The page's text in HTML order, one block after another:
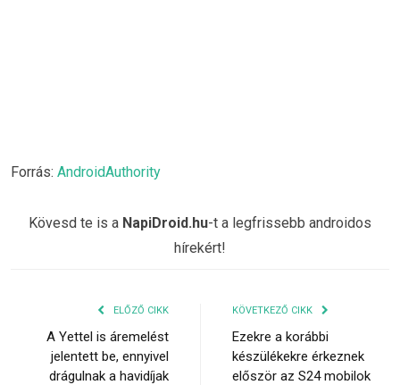
Forrás: AndroidAuthority
Kövesd te is a NapiDroid.hu-t a legfrissebb androidos
hírekért!
ELŐZŐ CIKK
A Yettel is áremelést
jelentett be, ennyivel
drágulnak a havidíjak
KÖVETKEZŐ CIKK
Ezekre a korábbi
készülékekre érkeznek
először az S24 mobilok